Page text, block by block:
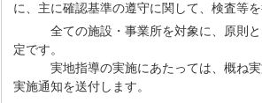
に、主に確認基準の遵守に関して、検査等を
全ての施設・事業所を対象に、原則と
定です。
実地指導の実施にあたっては、概ね実
実施通知を送付します。